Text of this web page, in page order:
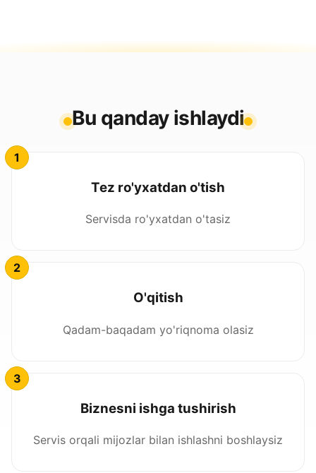
Bu qanday ishlaydi
Tez ro'yxatdan o'tish
Servisda ro'yxatdan o'tasiz
O'qitish
Qadam-baqadam yo'riqnoma olasiz
Biznesni ishga tushirish
Servis orqali mijozlar bilan ishlashni boshlaysiz